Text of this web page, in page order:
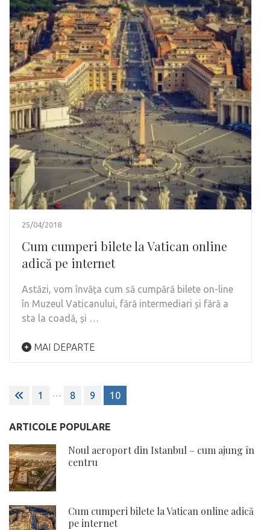
25/04/2018
Cum cumperi bilete la Vatican online
adică pe internet
Astăzi, vom învăța cum să cumpără bilete on-line
în Muzeul Vaticanului, fără intermediari și fără a
sta la coadă, și …
MAI DEPARTE
Paginație
1 8 9 10
ARTICOLE POPULARE
Noul aeroport din Istanbul – cum ajung în
centru
Cum cumperi bilete la Vatican online adică
pe internet